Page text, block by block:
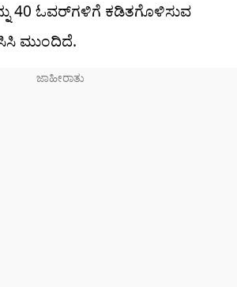
40 ಓವರ್‌ಗಳಿಗೆ ಕಡಿತಗೊಳಿಸುವ
ಮುಂದಿದೆ.